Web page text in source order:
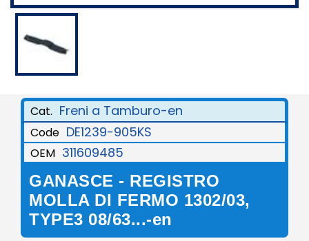
Cat. Freni a Tamburo-en
Code DE1239-905KS
OEM 311609485
GANASCE - REGISTRO
MOLLA DI FERMO 1302/03,
TYPE3 08/63...-en